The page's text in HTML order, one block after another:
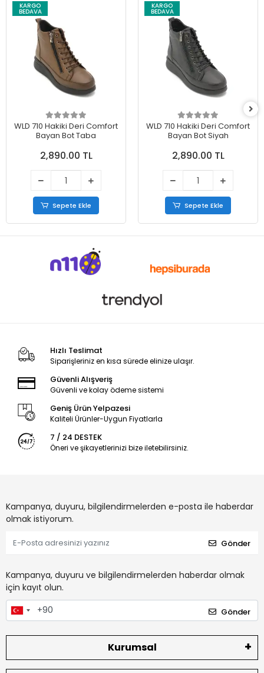
KARGO
BEDAVA
WLD 710 Hakiki Deri Comfort
Bayan Bot Taba
2,890.00 TL
Sepete Ekle
KARGO
BEDAVA
WLD 710 Hakiki Deri Comfort
Bayan Bot Siyah
2,890.00 TL
Sepete Ekle
Hızlı Teslimat
Siparişleriniz en kısa sürede elinize ulaşır.
Güvenli Alışveriş
Güvenli ve kolay ödeme sistemi
Geniş Ürün Yelpazesi
Kaliteli Ürünler-Uygun Fiyatlarla
7 / 24 DESTEK
Öneri ve şikayetlerinizi bize iletebilirsiniz.
Kampanya, duyuru, bilgilendirmelerden e-posta ile haberdar
olmak istiyorum.
Gönder
Kampanya, duyuru ve bilgilendirmelerden haberdar olmak
için kayıt olun.
Gönder
Kurumsal